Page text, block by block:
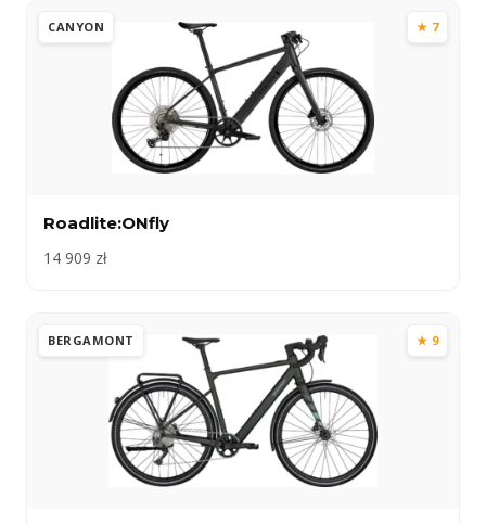
CANYON ★ 7
Roadlite:ONfly
14 909 zł
BERGAMONT ★ 9